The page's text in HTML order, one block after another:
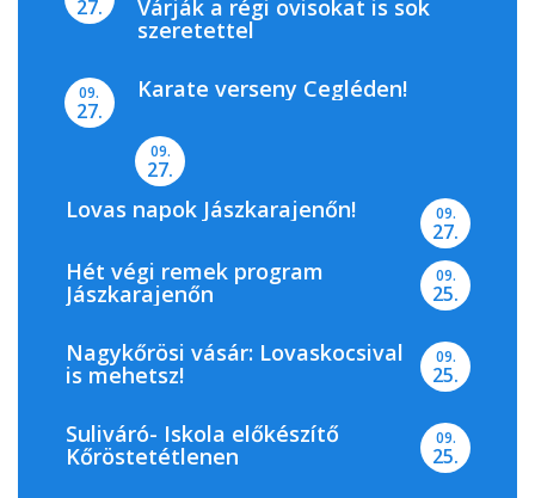
27. Várják a régi ovisokat is sok
szeretettel
09.
27.
Karate verseny Cegléden!
09.
27.
Lovas napok Jászkarajenőn! 09.
27.
Hét végi remek program
Jászkarajenőn
09.
25.
Nagykőrösi vásár: Lovaskocsival
is mehetsz!
09.
25.
Suliváró- Iskola előkészítő
Kőröstetétlenen
09.
25.